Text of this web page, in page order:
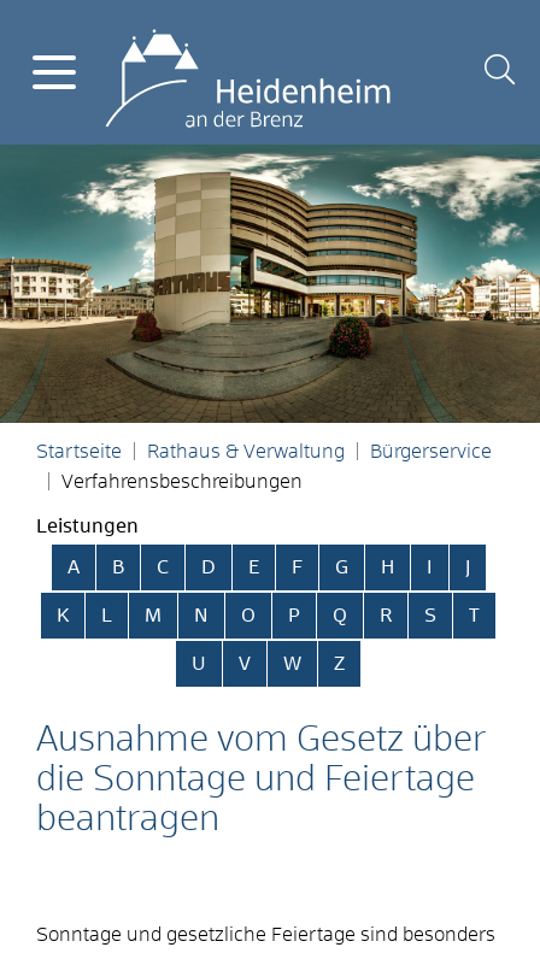
Startseite Rathaus & Verwaltung
Bürgerservice
Verfahrensbeschreibungen
Leistungen
Alphabetisches Register überspringen
A B C D E F G H
K L M N O P Q R S T
U V W Z
Ausnahme vom Gesetz über
die Sonntage und Feiertage
beantragen
Sonntage und gesetzliche Feiertage sind besonders